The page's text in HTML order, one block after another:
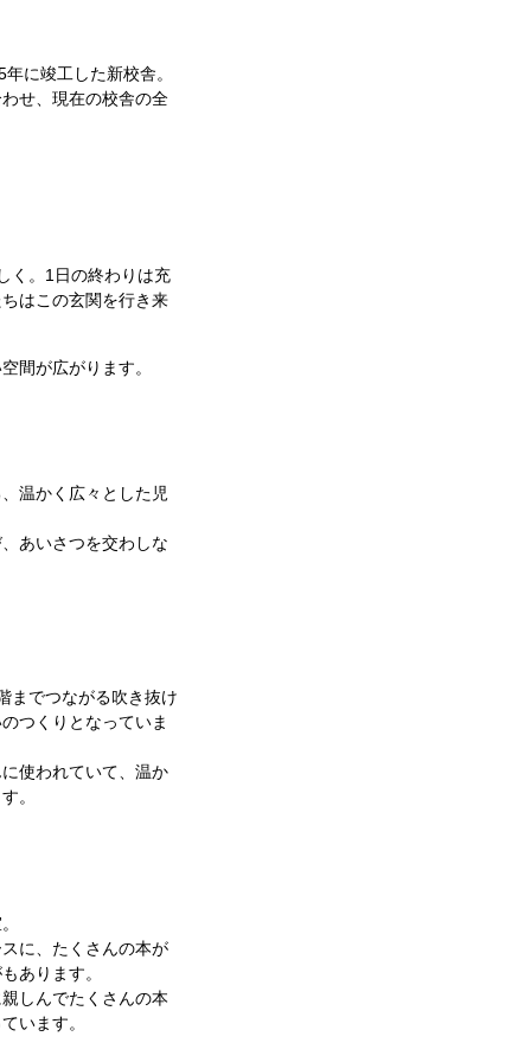
に竣工した新校舎。
せ、現在の校舎の全
く。1日の終わりは充
はこの玄関を行き来
間が広がります。
温かく広々とした児
あいさつを交わしな
までつながる吹き抜け
つくりとなっていま
使われていて、温か
。
に、たくさんの本が
あります。
しんでたくさんの本
います。